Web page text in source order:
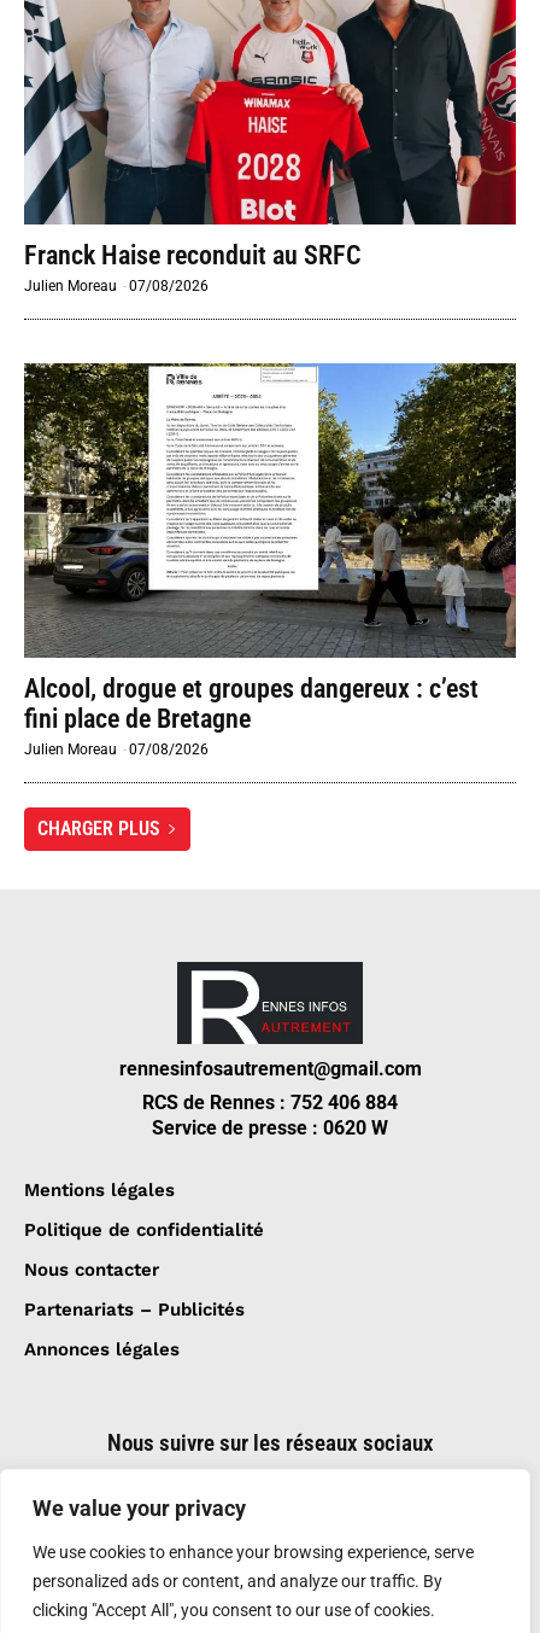
We value your privacy
We use cookies to enhance your browsing experience, serve
personalized ads or content, and analyze our traffic. By
clicking "Accept All", you consent to our use of cookies.
Franck Haise reconduit au SRFC
Julien Moreau -07/08/2026
Alcool, drogue et groupes dangereux : c’est
fini place de Bretagne
Julien Moreau -07/08/2026
CHARGER PLUS
rennesinfosautrement@gmail.com
RCS de Rennes : 752 406 884
Service de presse : 0620 W
Mentions légales
Politique de confidentialité
Nous contacter
Partenariats – Publicités
Annonces légales
Nous suivre sur les réseaux sociaux